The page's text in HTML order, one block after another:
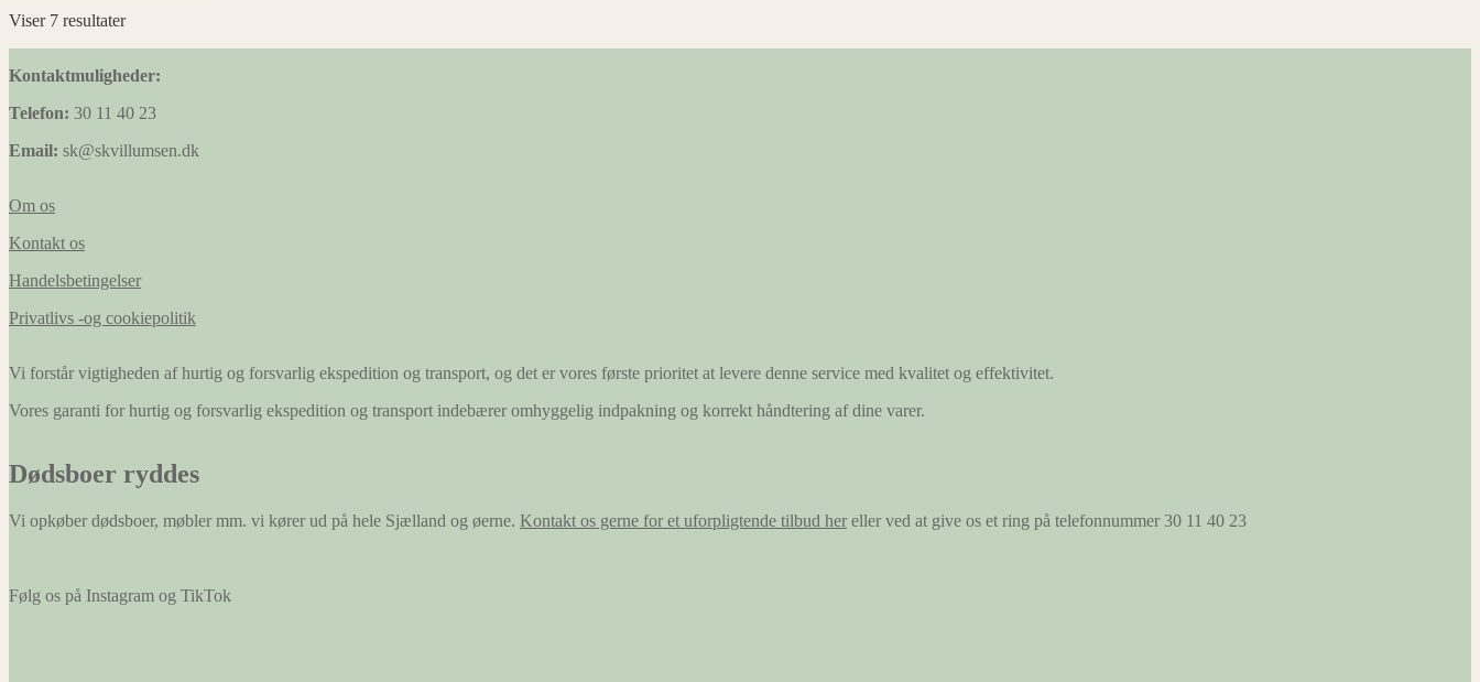
Viser 7 resultater
Kontaktmuligheder:
Telefon: 30 11 40 23
Email: sk@skvillumsen.dk
Om os
Kontakt os
Handelsbetingelser
Privatlivs -og cookiepolitik
Vi forstår vigtigheden af hurtig og forsvarlig ekspedition og transport, og det er vores første prioritet at levere denne service med kvalitet og effektivitet.
Vores garanti for hurtig og forsvarlig ekspedition og transport indebærer omhyggelig indpakning og korrekt håndtering af dine varer.
Dødsboer ryddes
Vi opkøber dødsboer, møbler mm. vi kører ud på hele Sjælland og øerne. Kontakt os gerne for et uforpligtende tilbud her eller ved at give os et ring på telefonnummer 30 11 40 23
Følg os på Instagram og TikTok